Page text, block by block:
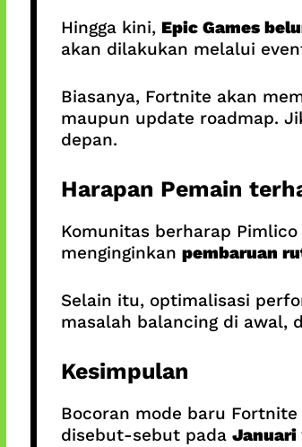
Hingga kini, Epic Games
akan dilakukan melalui
Biasanya, Fortnite akan
maupun update roadmap.
depan.
Harapan Pemain
Komunitas berharap
menginginkan pembaruan
Selain itu, optimalisasi
masalah balancing di awal,
Kesimpulan
Bocoran mode baru Fortnite
disebut-sebut pada Januari